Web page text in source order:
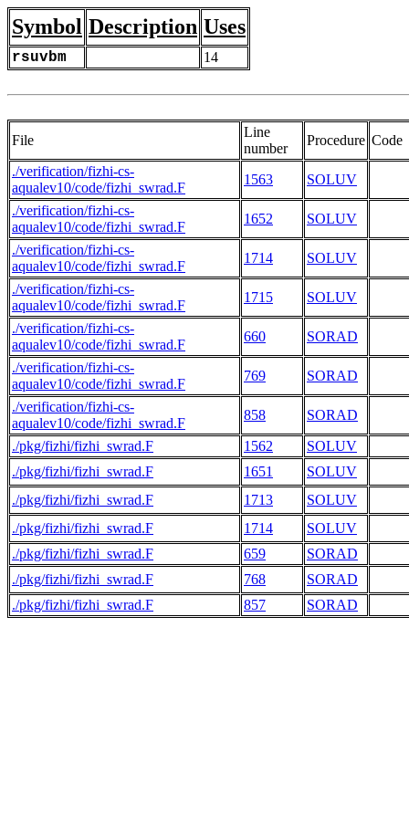
Symbol Description Uses
rsuvbm 14
File
Line
number
Procedure Code
./verification/fizhi-cs-
aqualev10/code/fizhi_swrad.F
1563 SOLUV
./verification/fizhi-cs-
aqualev10/code/fizhi_swrad.F
1652
SOLUV
./verification/fizhi-cs-
aqualev10/code/fizhi_swrad.F
1714
SOLUV
./verification/fizhi-cs-
aqualev10/code/fizhi_swrad.F
1715
SOLUV
./verification/fizhi-cs-
aqualev10/code/fizhi_swrad.F
660 SORAD
./verification/fizhi-cs-
aqualev10/code/fizhi_swrad.F
769 SORAD
./verification/fizhi-cs-
aqualev10/code/fizhi_swrad.F
858 SORAD
./pkg/fizhi/fizhi_swrad.F 1562 SOLUV
./pkg/fizhi/fizhi_swrad.F 1651
SOLUV
./pkg/fizhi/fizhi_swrad.F
1713
SOLUV
./pkg/fizhi/fizhi_swrad.F
1714
SOLUV
./pkg/fizhi/fizhi_swrad.F
659 SORAD
./pkg/fizhi/fizhi_swrad.F 768 SORAD
./pkg/fizhi/fizhi_swrad.F 857 SORAD